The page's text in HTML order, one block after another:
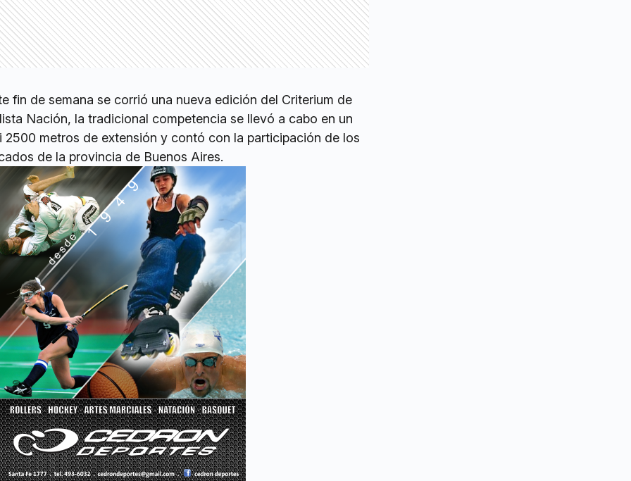
fin de semana se corrió una nueva edición del Criterium de
Nación, la tradicional competencia se llevó a cabo en un
2500 metros de extensión y contó con la participación de los
de la provincia de Buenos Aires.